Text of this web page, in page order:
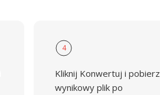
4
Kliknij Konwertuj i pobierz
wynikowy plik po